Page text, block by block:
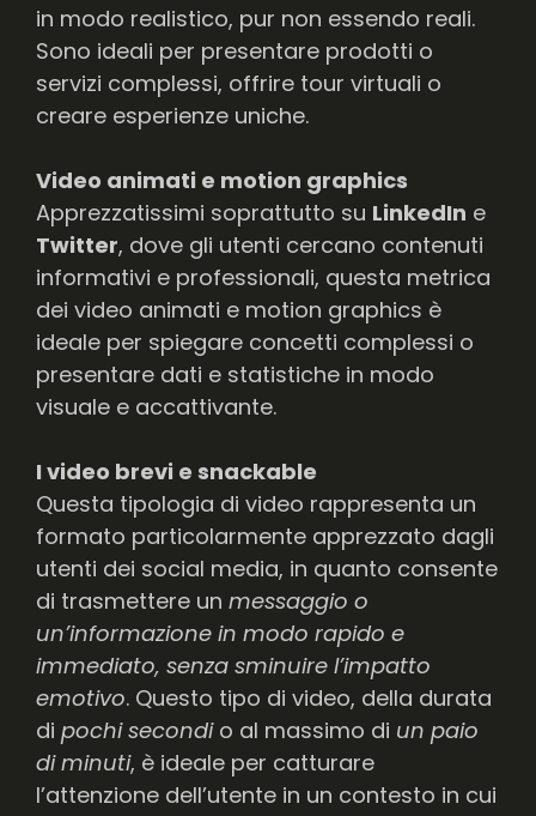
in modo realistico, pur non essendo reali.
Sono ideali per presentare prodotti o
servizi complessi, offrire tour virtuali o
creare esperienze uniche.
Video animati e motion graphics
Apprezzatissimi soprattutto su LinkedIn e
Twitter, dove gli utenti cercano contenuti
informativi e professionali, questa metrica
dei video animati e motion graphics è
ideale per spiegare concetti complessi o
presentare dati e statistiche in modo
visuale e accattivante.
I video brevi e snackable
Questa tipologia di video rappresenta un
formato particolarmente apprezzato dagli
utenti dei social media, in quanto consente
di trasmettere un messaggio o
un’informazione in modo rapido e
immediato, senza sminuire l’impatto
emotivo. Questo tipo di video, della durata
di pochi secondio al massimo di un paio
di minuti, è ideale per catturare
l’attenzione dell’utente in un contesto in cui